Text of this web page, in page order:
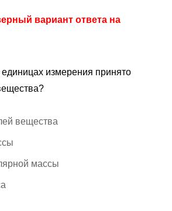
вариант ответа на
единицах измерения принято
вещества
массы